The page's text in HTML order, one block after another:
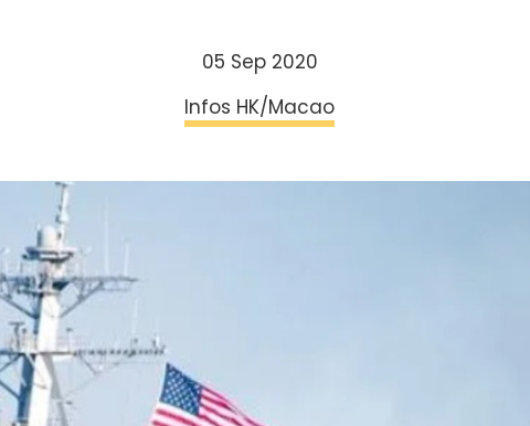
05 Sep 2020
Infos HK/Macao